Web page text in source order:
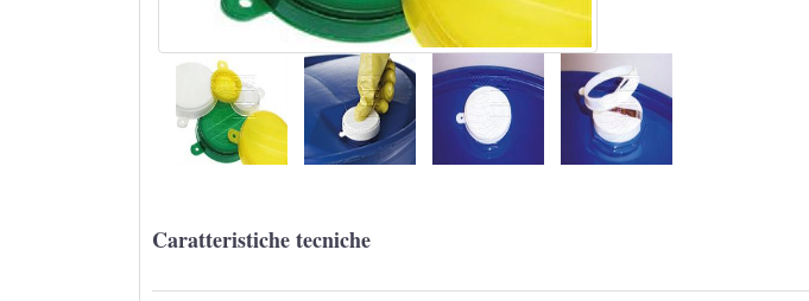
Caratteristiche tecniche